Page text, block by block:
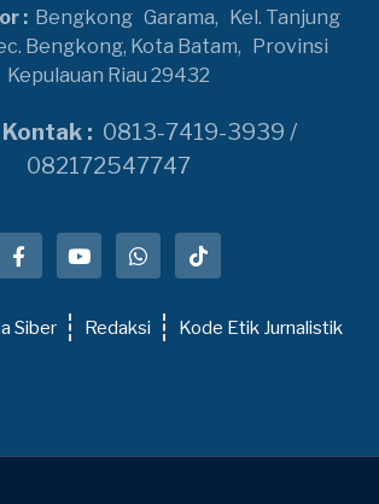
: Bengkong Garama,
Kel. Tanjung
Bengkong, Kota Batam,
Provinsi
Kepulauan Riau 29432
: 0813-7419-3939 /
082172547747
Siber Redaksi Kode Etik Jurnalistik